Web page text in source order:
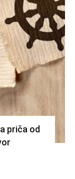
priča od